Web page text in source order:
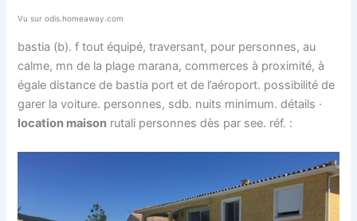
Vu sur odis.homeaway.com
bastia (b). f tout équipé, traversant, pour personnes, au
calme, mn de la plage marana, commerces à proximité, à
égale distance de bastia port et de l’aéroport. possibilité de
garer la voiture. personnes, sdb. nuits minimum. détails ·
location maison rutali personnes dès par see. réf. :